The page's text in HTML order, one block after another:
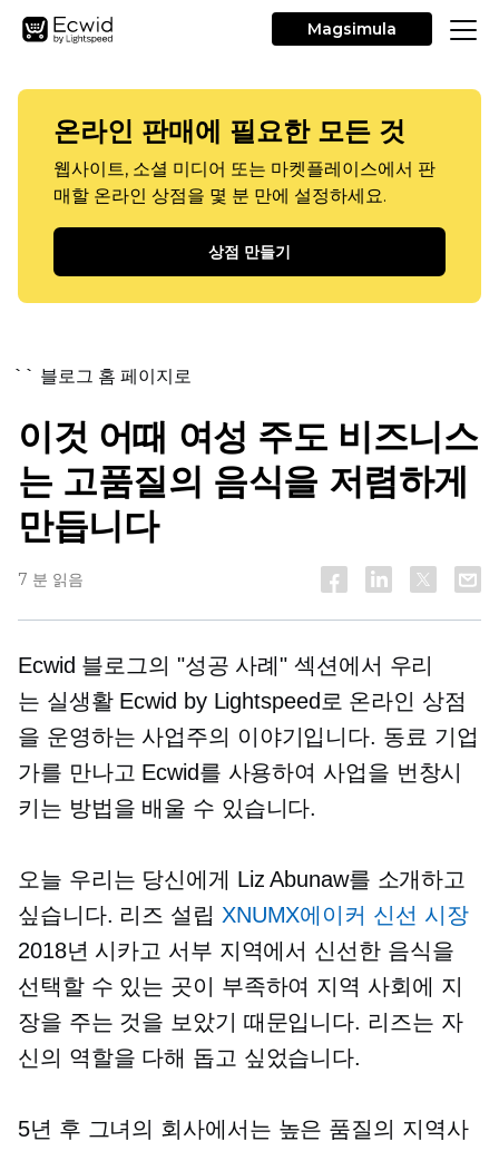
Magsimula
온라인 판매에 필요한 모든 것
웹사이트, 소셜 미디어 또는 마켓플레이스에서 판
매할 온라인 상점을 몇 분 만에 설정하세요.
상점 만들기
`` 블로그 홈 페이지로
이것 어때 여성 주도 비즈니스
는 고품질의 음식을 저렴하게
만듭니다
7 분 읽음
Ecwid 블로그의 "성공 사례" 섹션에서 우리
는 실생활Ecwid by Lightspeed로 온라인 상점
을 운영하는 사업주의 이야기입니다. 동료 기업
가를 만나고 Ecwid를 사용하여 사업을 번창시
키는 방법을 배울 수 있습니다.
오늘 우리는 당신에게 Liz Abunaw를 소개하고
싶습니다. 리즈 설립 XNUMX에이커 신선 시장
2018년 시카고 서부 지역에서 신선한 음식을
선택할 수 있는 곳이 부족하여 지역 사회에 지
장을 주는 것을 보았기 때문입니다. 리즈는 자
신의 역할을 다해 돕고 싶었습니다.
5년 후 그녀의 회사에서는 높은 품질의 지역사